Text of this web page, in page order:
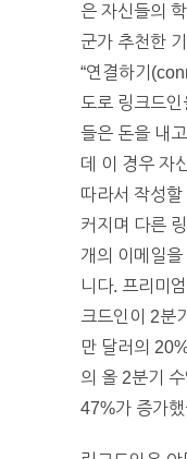
은 자신들의
군가 추천한
“연결하기
도로 링크드
들은 돈을 내
데 이 경우 자
따라서 작성
커지며 다른
개의 이메일
니다. 프리미
크드인이 2분
만 달러의
의 올 2분기
47%가 증가